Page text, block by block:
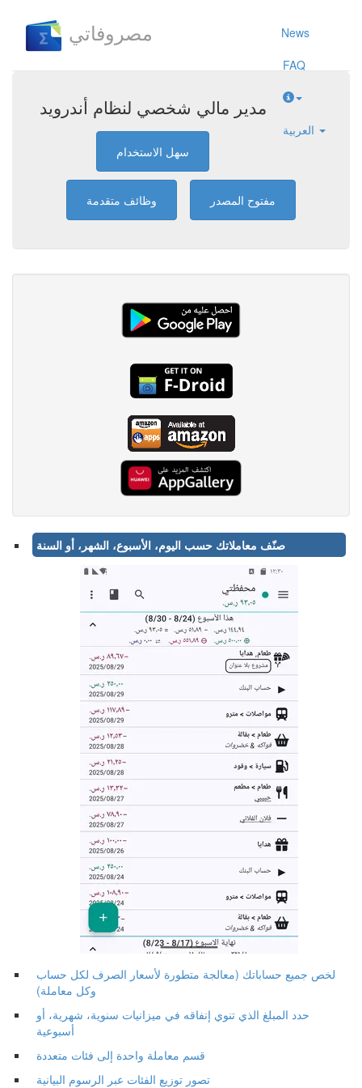
News
FAQ
مصروفاتي
مدير مالي شخصي لنظام أندرويد
سهل الاستخدام
وظائف متقدمة مفتوح المصدر
صنّف معاملاتك حسب اليوم، الأسبوع، الشهر، أو السنة
لخص جميع حساباتك (معالجة متطورة لأسعار الصرف لكل حساب
وكل معاملة)
حدد المبلغ الذي تنوي إنفاقه في ميزانيات سنوية، شهرية، أو
أسبوعية
قسم معاملة واحدة إلى فئات متعددة
تصور توزيع الفئات عبر الرسوم البيانية